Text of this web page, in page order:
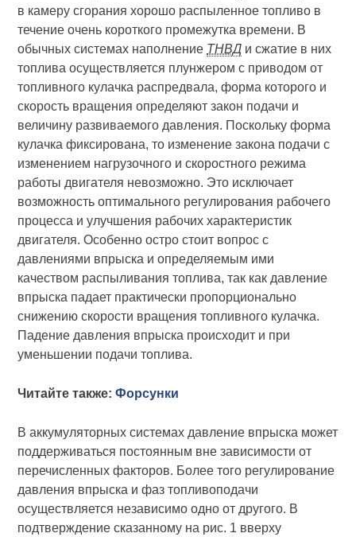
в камеру сгорания хорошо распыленное топливо в
течение очень короткого промежутка времени. В
обычных системах наполнение ТНВД и сжатие в них
топлива осуществляется плунжером с приводом от
топливного кулачка распредвала, форма которого и
скорость вращения определяют закон подачи и
величину развиваемого давления. Поскольку форма
кулачка фиксирована, то изменение закона подачи с
изменением нагрузочного и скоростного режима
работы двигателя невозможно. Это исключает
возможность оптимального регулирования рабочего
процесса и улучшения рабочих характеристик
двигателя. Особенно остро стоит вопрос с
давлениями впрыска и определяемым ими
качеством распыливания топлива, так как давление
впрыска падает практически пропорционально
снижению скорости вращения топливного кулачка.
Падение давления впрыска происходит и при
уменьшении подачи топлива.
Читайте также:Форсунки
В аккумуляторных системах давление впрыска может
поддерживаться постоянным вне зависимости от
перечисленных факторов. Более того регулирование
давления впрыска и фаз топливоподачи
осуществляется независимо одно от другого. В
подтверждение сказанному на рис. 1 вверху